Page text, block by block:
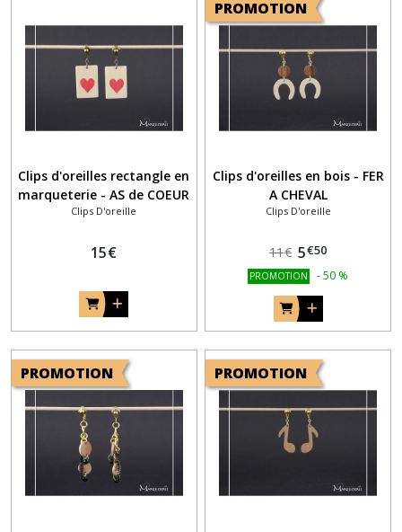
Clips d'oreilles rectangle en
marqueterie - AS de COEUR
Clips D'oreille
15€
PROMOTION
Clips d'oreilles en bois - FER
A CHEVAL
Clips D'oreille
11€ 5€50
PROMOTION -50 %
PROMOTION PROMOTION